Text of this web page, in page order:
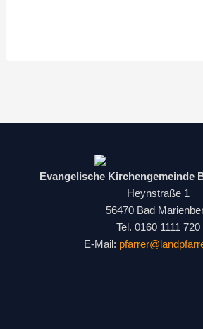
Evangelische Kirchengemeinde
Heynstraße 1
56470 Bad
Tel. 0160 1111 720
E-Mail: